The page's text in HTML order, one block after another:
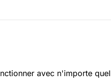
avec n'importe